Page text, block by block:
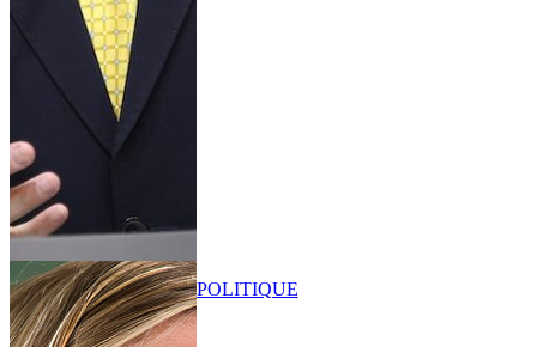
POLITIQUE